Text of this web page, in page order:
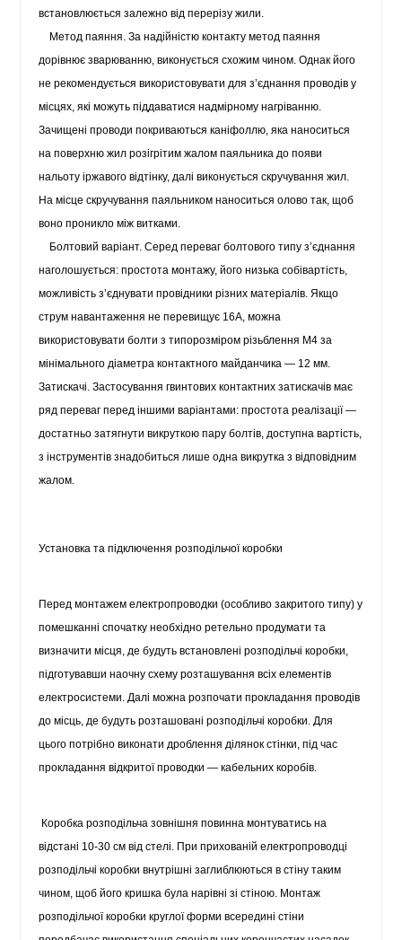
встановлюється залежно від перерізу жили.
Метод паяння. За надійністю контакту метод паяння
дорівнює зварюванню, виконується схожим чином. Однак його
не рекомендується використовувати для з’єднання проводів у
місцях, які можуть піддаватися надмірному нагріванню.
Зачищені проводи покриваються каніфоллю, яка наноситься
на поверхню жил розігрітим жалом паяльника до появи
нальоту іржавого відтінку, далі виконується скручування жил.
На місце скручування паяльником наноситься олово так, щоб
воно проникло між витками.
Болтовий варіант. Серед переваг болтового типу з’єднання
наголошується: простота монтажу, його низька собівартість,
можливість з’єднувати провідники різних матеріалів. Якщо
струм навантаження не перевищує 16A, можна
використовувати болти з типорозміром різьблення M4 за
мінімального діаметра контактного майданчика — 12 мм.
Затискачі. Застосування гвинтових контактних затискачів має
ряд переваг перед іншими варіантами: простота реалізації —
достатньо затягнути викруткою пару болтів, доступна вартість,
з інструментів знадобиться лише одна викрутка з відповідним
жалом.
Установка та підключення розподільчої коробки
Перед монтажем електропроводки (особливо закритого типу) у
помешканні спочатку необхідно ретельно продумати та
визначити місця, де будуть встановленірозподільчі коробки,
підготувавши наочну схему розташування всіх елементів
електросистеми. Далі можна розпочати прокладання проводів
до місць, де будуть розташовані розподільчі коробки. Для
цього потрібно виконати дроблення ділянок стінки, під час
прокладання відкритої проводки — кабельних коробів.
Коробка розподільча зовнішня повинна монтуватись на
відстані 10-30 см від стелі. При прихованій електропроводці
розподільчі коробки внутрішні заглиблюються в стіну таким
чином, щоб його кришка була нарівні зі стіною. Монтаж
розподільчої коробки круглої форми всередині стіни